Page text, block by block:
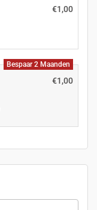
€1,00
Bespaar 2 Maanden
€1,00